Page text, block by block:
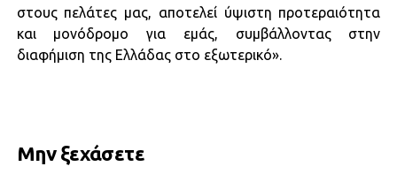
στους πελάτες μας, αποτελεί ύψιστη προτεραιότητα
και μονόδρομο για εμάς, συμβάλλοντας στην
διαφήμιση της Ελλάδας στο εξωτερικό».
Μην ξεχάσετε